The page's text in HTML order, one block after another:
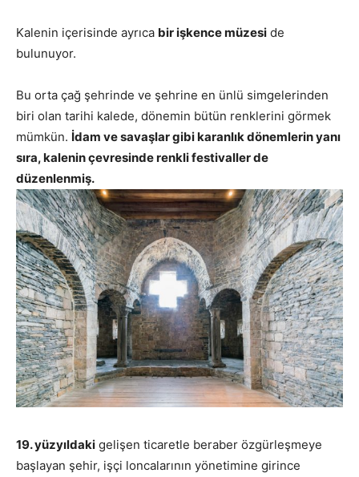
Kalenin içerisinde ayrıca bir işkence müzesi de
bulunuyor.
Bu orta çağ şehrinde ve şehrine en ünlü simgelerinden
biri olan tarihi kalede, dönemin bütün renklerini görmek
mümkün. İdam ve savaşlar gibi karanlık dönemlerin yanı
sıra, kalenin çevresinde renkli festivaller de
düzenlenmiş.
19. yüzyıldaki gelişen ticaretle beraber özgürleşmeye
başlayan şehir, işçi loncalarının yönetimine girince